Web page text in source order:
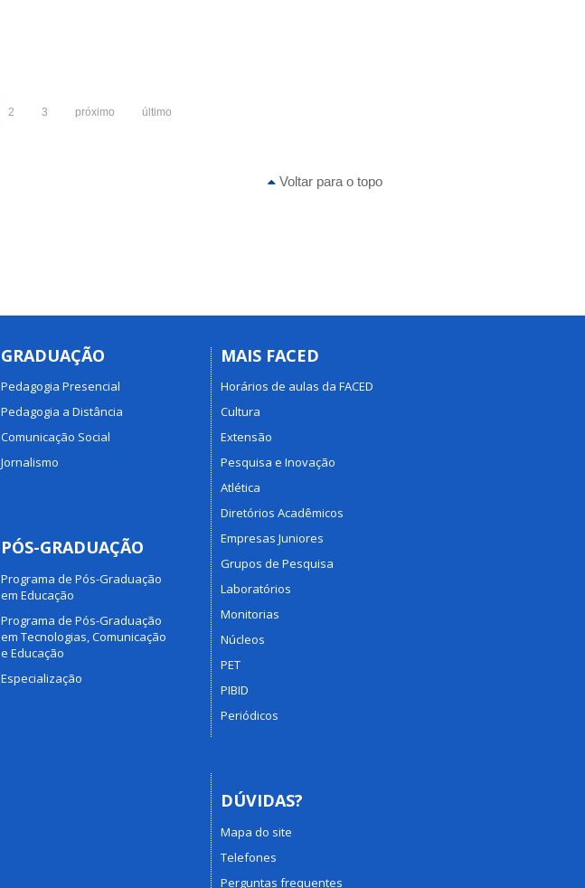
2 3 próximo último
Voltar para o topo
GRADUAÇÃO
Pedagogia Presencial
Pedagogia a Distância
Comunicação Social
Jornalismo
PÓS-GRADUAÇÃO
Programa de Pós-Graduação
em Educação
Programa de Pós-Graduação
em Tecnologias, Comunicação
e Educação
Especialização
MAIS FACED
Horários de aulas da FACED
Cultura
Extensão
Pesquisa e Inovação
Atlética
Diretórios Acadêmicos
Empresas Juniores
Grupos de Pesquisa
Laboratórios
Monitorias
Núcleos
PET
PIBID
Periódicos
DÚVIDAS?
Mapa do site
Telefones
Perguntas frequentes